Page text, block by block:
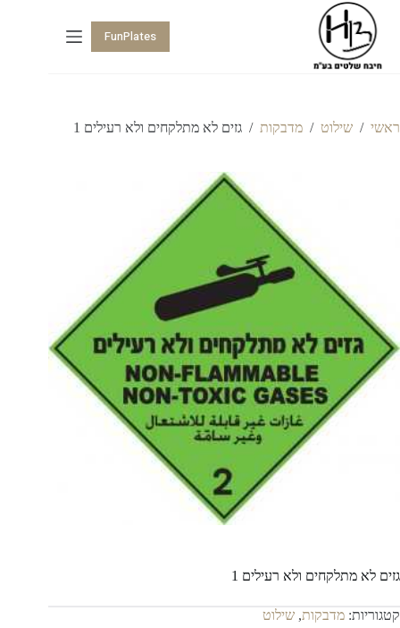
FunPlates
ראשי / שילוט / מדבקות / גזים לא מתלקחים ולא רעילים 1
גזים לא מתלקחים ולא רעילים 1
קטגוריות: מדבקות, שילוט